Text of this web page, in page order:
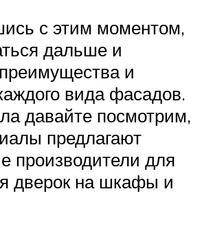
с этим моментом,
дальше и
и
вида фасадов.
давайте посмотрим,
предлагают
производители для
дверок на шкафы и